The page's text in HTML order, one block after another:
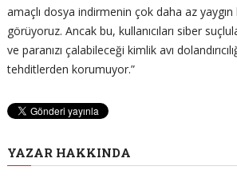
amaçlı dosya indirmenin çok daha az
görüyoruz. Ancak bu, kullanıcıları siber
ve paranızı çalabileceği kimlik avı
tehditlerden korumuyor.”
YAZAR HAKKINDA